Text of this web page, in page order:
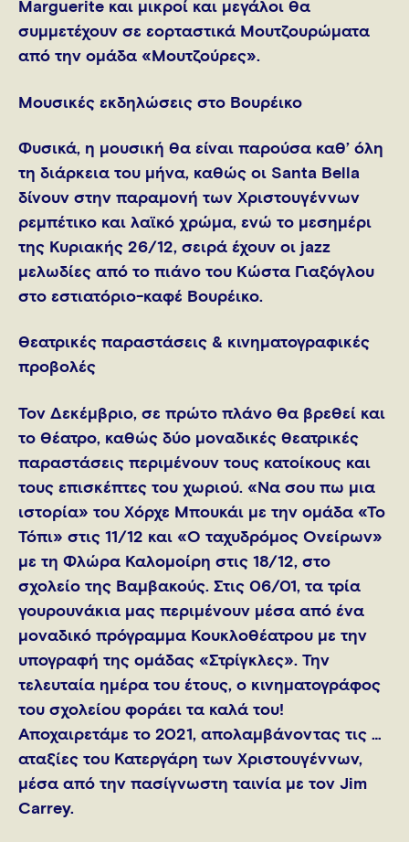
Marguerite και μικροί και μεγάλοι θα
συμμετέχουν σε εορταστικά Μουτζουρώματα
από την ομάδα «Μουτζούρες».
Μουσικές εκδηλώσεις στο Βουρέικο
Φυσικά, η μουσική θα είναι παρούσα καθ’ όλη
τη διάρκεια του μήνα, καθώς οι Santa Bella
δίνουν στην παραμονή των Χριστουγέννων
ρεμπέτικο και λαϊκό χρώμα, ενώ το μεσημέρι
της Κυριακής 26/12, σειρά έχουν οι jazz
μελωδίες από το πιάνο του Κώστα Γιαξόγλου
στο εστιατόριο-καφέ Βουρέικο.
Θεατρικές παραστάσεις & κινηματογραφικές
προβολές
Τον Δεκέμβριο, σε πρώτο πλάνο θα βρεθεί και
το Θέατρο, καθώς δύο μοναδικές θεατρικές
παραστάσεις περιμένουν τους κατοίκους και
τους επισκέπτες του χωριού. «Να σου πω μια
ιστορία» του Χόρχε Μπουκάι με την ομάδα «Το
Τόπι» στις 11/12 και «Ο ταχυδρόμος Ονείρων»
με τη Φλώρα Καλομοίρη στις 18/12, στο
σχολείο της Βαμβακούς. Στις 06/01, τα τρία
γουρουνάκια μας περιμένουν μέσα από ένα
μοναδικό πρόγραμμα Κουκλοθέατρου με την
υπογραφή της ομάδας «Στρίγκλες». Την
τελευταία ημέρα του έτους, ο κινηματογράφος
του σχολείου φοράει τα καλά του!
Αποχαιρετάμε το 2021, απολαμβάνοντας τις …
αταξίες του Κατεργάρη των Χριστουγέννων,
μέσα από την πασίγνωστη ταινία με τον Jim
Carrey.